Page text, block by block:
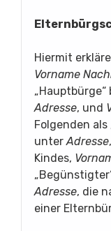
Hiermit
Vorname
Adresse, und
Folgenden
unter Adresse
Kindes,
Adresse, die
einer